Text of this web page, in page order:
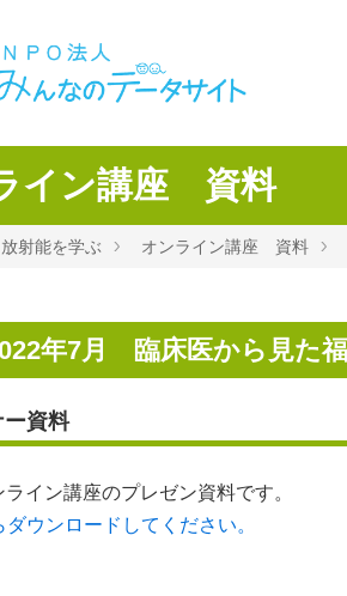
イン講座 資料
放射能を学ぶ オンライン講座 資料
年7月 臨床医から見た
ー資料
イン講座のプレゼン資料です。
ダウンロードしてください。